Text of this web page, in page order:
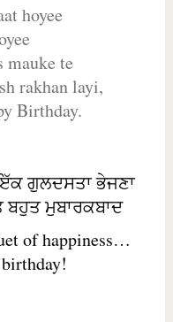
hoyee
mauke te
rakhan layi,
Birthday.
ਗੁਲਦਸਤਾ ਭੇਜਣਾ
ਮੁਬਾਰਕਬਾਦ
of happiness…